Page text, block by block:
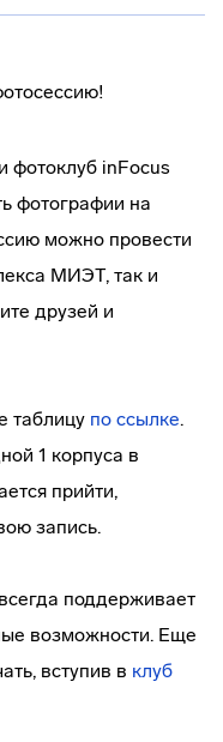
и фотоклуб inFocus
фотографии на
можно провести
МИЭТ, так и
друзей и
таблицу по ссылке.
1 корпуса в
прийти,
запись.
поддерживает
возможности. Еще
вступив в клуб